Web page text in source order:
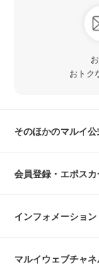
おトク
そのほかのマルイ
会員登録・エポス
インフォメーション
マルイウェブチャ